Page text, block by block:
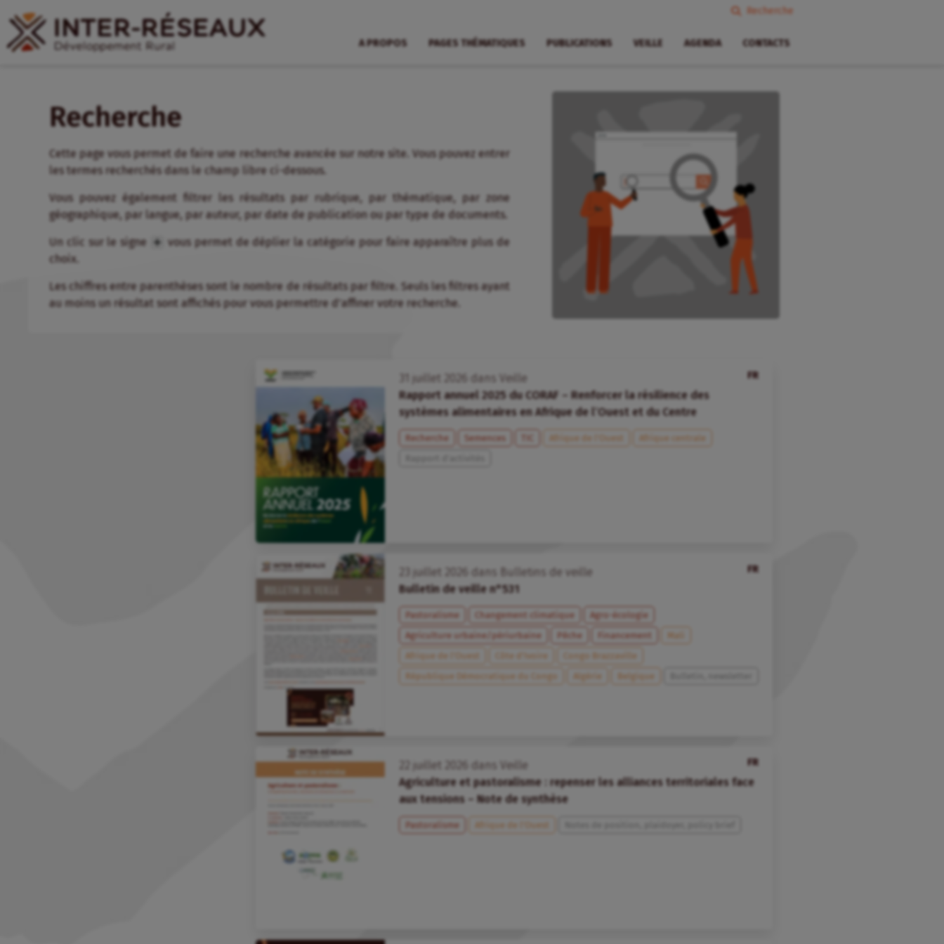
Recherche
A PROPOS PAGES THÉMATIQUES PUBLICATIONS VEILLE AGENDA CONTACTS
Recherche
Cette page vous permet de faire une recherche avancée sur notre site. Vous pouvez entrer
les termes recherchés dans le champ libre ci-dessous.
Vous pouvez également filtrer les résultats par rubrique, par thématique, par zone
géographique, par langue, par auteur, par date de publication ou par type de documents.
Un clic sur le signe
vous permet de déplier la catégorie pour faire apparaître plus de
choix.
Les chiffres entre parenthèses sont le nombre de résultats par filtre. Seuls les filtres ayant
au moins un résultat sont affichés pour vous permettre d’affiner votre recherche.
FR
juillet dans
Veille
Rapport annuel 2025 du CORAF – Renforcer la résilience des
systèmes alimentaires en Afrique de l’Ouest et du Centre
Recherche Semences Afrique de l’Ouest
Afrique centrale
FR
juillet dans
Bulletins de veille
Bulletin de veille n°531
Pastoralisme Changement climatique
Agro-écologie
Agriculture urbaine/périurbaine
Pêche Financement
Mali
Afrique de l’Ouest
Côte d’Ivoire
Congo Brazzaville
République Démocratique du Congo
Algérie Belgique
FR
juillet dans
Veille
Agriculture et pastoralisme : repenser les alliances territoriales face
aux tensions – Note de synthèse
Pastoralisme Afrique de l’Ouest